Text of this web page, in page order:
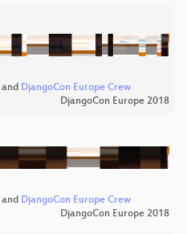
and DjangoCon Europe Crew
DjangoCon Europe 2018
and DjangoCon Europe Crew
DjangoCon Europe 2018